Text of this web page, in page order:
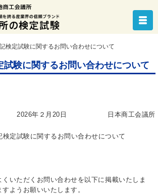
検定試験に関するお問い合わせについて
試験に関するお問い合わせについて
2026年２月20日 日本商工会議所
検定試験に関するお問い合わせについて
いただくお問い合わせを以下に掲載いたしま
ようお願いいたします。